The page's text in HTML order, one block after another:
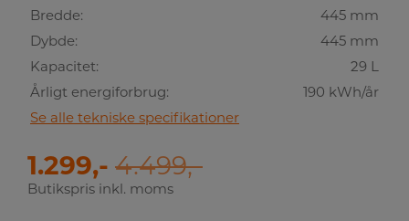
Bredde:
445 mm
Dybde:
445 mm
Kapacitet:
29 L
Årligt energiforbrug:
190 kWh/år
Se alle tekniske specifikationer
1.299,- 4.499,-
Butikspris inkl. moms